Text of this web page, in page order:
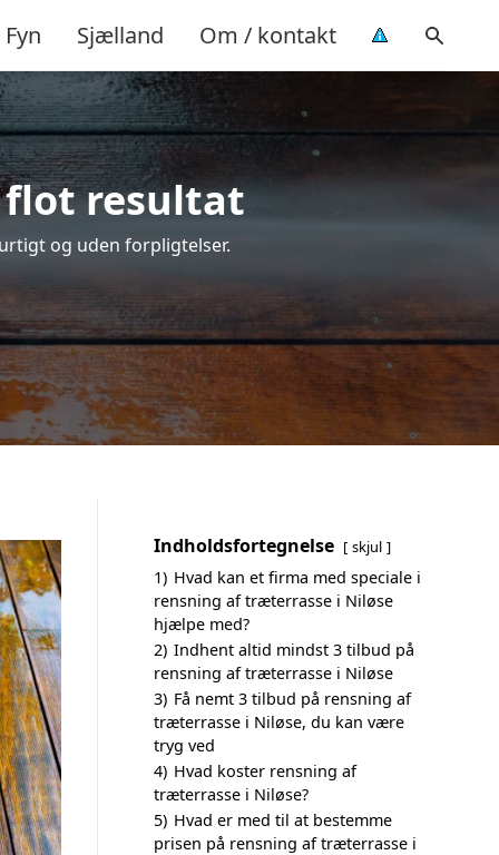
Fyn Sjælland Om / kontakt
flot resultat
og uden forpligtelser.
Indholdsfortegnelse skjul
1) Hvad kan et firma med speciale i
rensning af træterrasse i Niløse
hjælpe med?
2) Indhent altid mindst 3 tilbud på
rensning af træterrasse i Niløse
3) Få nemt 3 tilbud på rensning af
træterrasse i Niløse, du kan være
tryg ved
4) Hvad koster rensning af
træterrasse i Niløse?
5) Hvad er med til at bestemme
prisen på rensning af træterrasse i